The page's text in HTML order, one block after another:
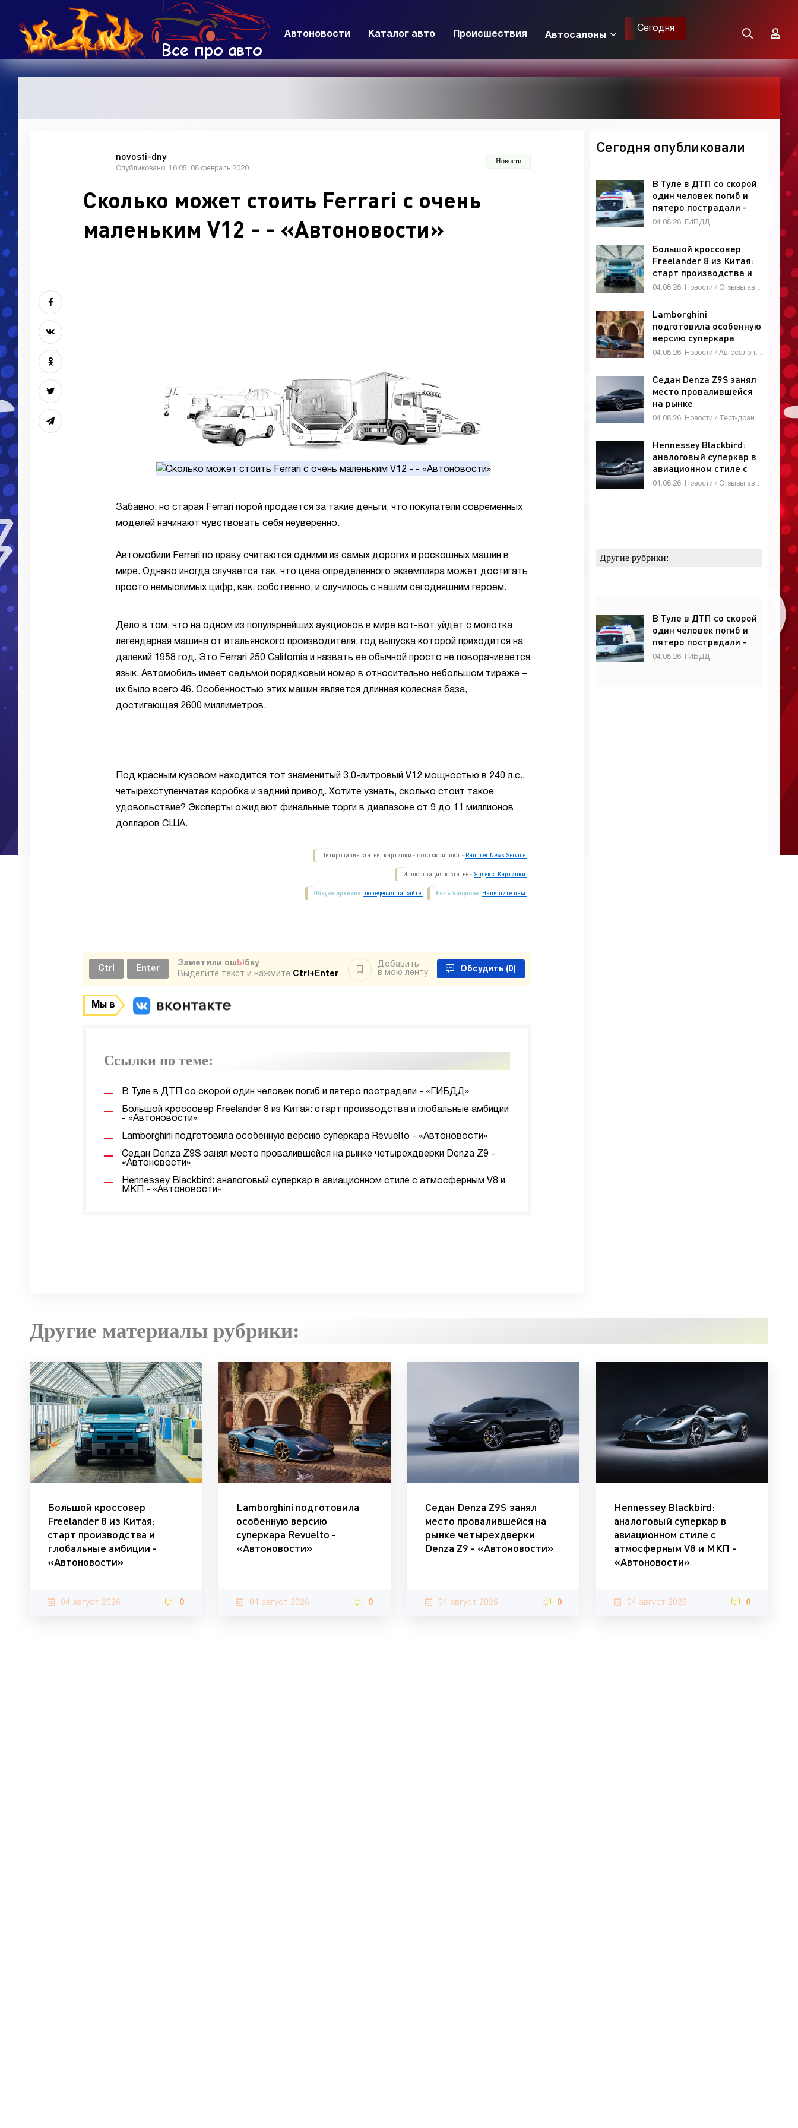
Автоновости Каталог авто Происшествия Автосалоны
Сегодня
novosti-dny
Опубликовано: 16:05, 08 февраль 2020
Новости
Сколько может стоить Ferrari с очень
маленьким V12 - - «Автоновости»
Забавно, но старая Ferrari порой продается за такие деньги, что покупатели современных
моделей начинают чувствовать себя неуверенно.
Автомобили Ferrari по праву считаются одними из самых дорогих и роскошных машин в
мире. Однако иногда случается так, что цена определенного экземпляра может достигать
просто немыслимых цифр, как, собственно, и случилось с нашим сегодняшним героем.
Дело в том, что на одном из популярнейших аукционов в мире вот-вот уйдет с молотка
легендарная машина от итальянского производителя, год выпуска которой приходится на
далекий 1958 год. Это Ferrari 250 California и назвать ее обычной просто не поворачивается
язык. Автомобиль имеет седьмой порядковый номер в относительно небольшом тираже –
их было всего 46. Особенностью этих машин является длинная колесная база,
достигающая 2600 миллиметров.
Под красным кузовом находится тот знаменитый 3,0-литровый V12 мощностью в 240 л.с.,
четырехступенчатая коробка и задний привод. Хотите узнать, сколько стоит такое
удовольствие? Эксперты ожидают финальные торги в диапазоне от 9 до 11 миллионов
долларов США.
Цитирование статьи, картинки - фото скриншот - Rambler News Service.
Иллюстрация к статье - Яндекс. Картинки.
Есть вопросы. Напишите нам.
Общие правила поведения на сайте.
Ctrl Enter
Заметили ош Ы бку
Выделите текст и нажмите Ctrl+Enter
Добавить
в мою ленту
Обсудить (0)
Мы в
Ссылки по теме:
В Туле в ДТП со скорой один человек погиб и пятеро пострадали - «ГИБДД»
Большой кроссовер Freelander 8 из Китая: старт производства и глобальные амбиции
- «Автоновости»
Lamborghini подготовила особенную версию суперкара Revuelto - «Автоновости»
Седан Denza Z9S занял место провалившейся на рынке четырехдверки Denza Z9 -
«Автоновости»
Hennessey Blackbird: аналоговый суперкар в авиационном стиле с атмосферным V8 и
МКП - «Автоновости»
Сегодня опубликовали
В Туле в ДТП со скорой
один человек погиб и
пятеро пострадали -
«ГИБДД»
04.08.26, ГИБДД
Большой кроссовер
Freelander 8 из Китая:
старт производства и
глобальные амбиции -
Lamborghini
подготовила особенную
версию суперкара
Revuelto -
Седан Denza Z9S занял
место провалившейся
на рынке
четырехдверки Denza
Hennessey Blackbird:
аналоговый суперкар в
авиационном стиле с
атмосферным V8 и МКП
Другие рубрики:
В Туле в ДТП со скорой
один человек погиб и
пятеро пострадали -
«ГИБДД»
04.08.26, ГИБДД
Другие материалы рубрики:
Большой кроссовер
Freelander 8 из Китая:
старт производства и
глобальные амбиции -
«Автоновости»
04 август 2026 0
Lamborghini подготовила
особенную версию
суперкара Revuelto -
«Автоновости»
04 август 2026 0
Седан Denza Z9S занял
место провалившейся на
рынке четырехдверки
Denza Z9 - «Автоновости»
04 август 2026 0
Hennessey Blackbird:
аналоговый суперкар в
авиационном стиле с
атмосферным V8 и МКП -
«Автоновости»
04 август 2026 0